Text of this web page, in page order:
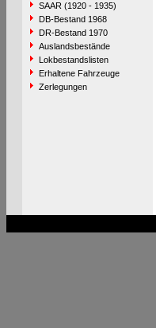
SAAR (1920 - 1935)
DB-Bestand 1968
DR-Bestand 1970
Auslandsbestände
Lokbestandslisten
Erhaltene Fahrzeuge
Zerlegungen